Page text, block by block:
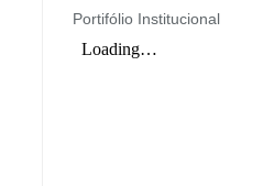
Portifólio Institucional